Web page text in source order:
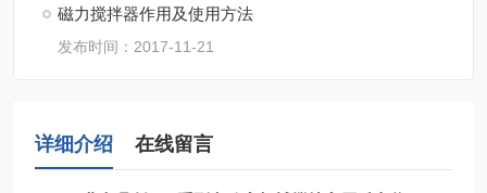
磁力搅拌器作用及使用方法
发布时间：2017-11-21
详细介绍 在线留言